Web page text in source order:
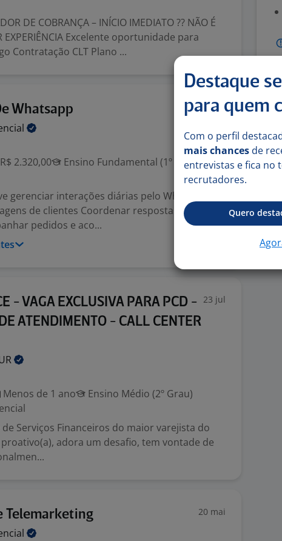
DE COBRANÇA – INÍCIO IMEDIATO ?? NÃO É
EXPERIÊNCIA Excelente oportunidade para
Contratação CLT Plano ...
Whatsapp Hoje
2.320,00
Ensino Fundamental (1º grau)
gerenciar interações diárias pelo WhatsApp.
de clientes Coordenar respostas e
pedidos e aco...
- VAGA EXCLUSIVA PARA PCD -
ATENDIMENTO - CALL CENTER
23 jul
Menos de 1 ano
Ensino Médio (2º Grau)
de Serviços Financeiros do maior varejista do
proativo(a), adora um desafio, tem vontade de
Telemarketing 20 mai
Destaque
para quem
Com o perfil
mais chances de
entrevistas e fica no
recrutadores.
Quero